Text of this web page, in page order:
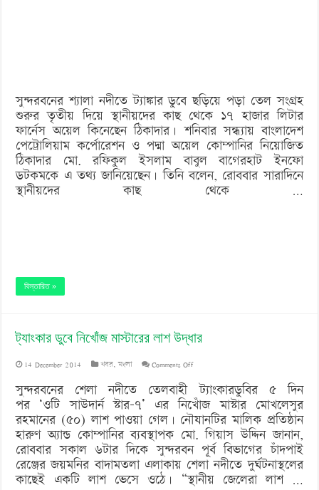
হাজার
লিটার
তেল
সুন্দরবনের শ্যালা নদীতে ট্যাঙ্কার ডুবে ছড়িয়ে পড়া তেল সংগ্রহ
শুরুর তৃতীয় দিয়ে স্থানীয়দের কাছ থেকে ১৭ হাজার লিটার
ফার্নেস অয়েল কিনেছেন ঠিকাদার। শনিবার সন্ধ্যায় বাংলাদেশ
পেট্রোলিয়াম কর্পোরেশন ও পদ্মা অয়েল কোম্পানির নিয়োজিত
ঠিকাদার মো. রফিকুল ইসলাম বাবুল বাগেরহাট ইনফো
ডটকমকে এ তথ্য জানিয়েছেন। তিনি বলেন, রোববার সারাদিনে
স্থানীয়দের কাছ থেকে …
বিস্তারিত »
ট্যাংকার ডুবে নিখোঁজ মাস্টারের লাশ উদ্ধার
14 December 2014 খবর,মংলা Comments Offon
ট্যাংকার
ডুবে
নিখোঁজ
মাস্টারের
লাশ
সুন্দরবনের শেলা নদীতে তেলবাহী ট্যাংকারডুবির ৫ দিন
পর ‘ওটি সাউদার্ন স্টার-৭’ এর নিখোঁজ মাস্টার মোখলেসুর
রহমানের (৫০) লাশ পাওয়া গেল। নৌযানটির মালিক প্রতিষ্ঠান
হারুণ অ্যান্ড কোম্পানির ব্যবস্থাপক মো. গিয়াস উদ্দিন জানান,
রোববার সকাল ৬টার দিকে সুন্দরবন পূর্ব বিভাগের চাঁদপাই
রেঞ্জের জয়মনির বাদামতলা এলাকায় শেলা নদীতে দুর্ঘটনাস্থলের
কাছেই একটি লাশ ভেসে ওঠে। “স্থানীয় জেলেরা লাশ …